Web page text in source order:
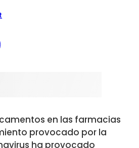
en las farmacias
provocado por la
ha provocado